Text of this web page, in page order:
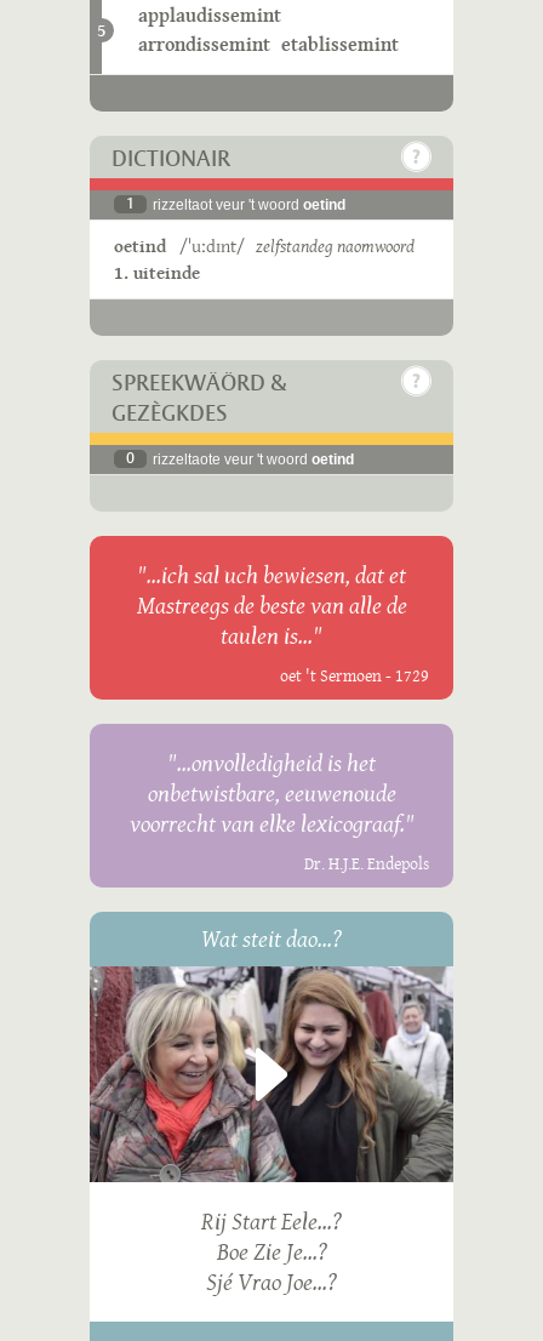
5
applaudissemint
arrondissemint etablissemint
DICTIONAIR
1 rizzeltaot veur 't woord oetind
oetind /ˈuːdɪnt/ zelfstandeg naomwoord
1. uiteinde
SPREEKWÄÖRD &
GEZÈGKDES
0 rizzeltaote veur 't woord oetind
"...ich sal uch bewiesen, dat et
Mastreegs de beste van alle de
taulen is..."
oet 't Sermoen - 1729
"...onvolledigheid is het
onbetwistbare, eeuwenoude
voorrecht van elke lexicograaf."
Dr. H.J.E. Endepols
Wat steit dao...?
Rij Start Eele...?
Boe Zie Je...?
Sjé Vrao Joe...?